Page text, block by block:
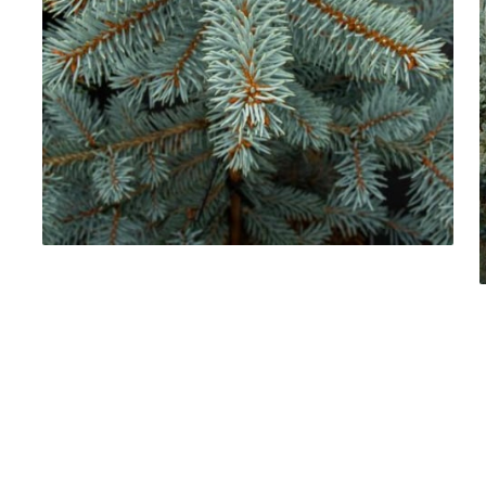
Corn
Smochin
Kaki
Mosmon
Migdal
Cires